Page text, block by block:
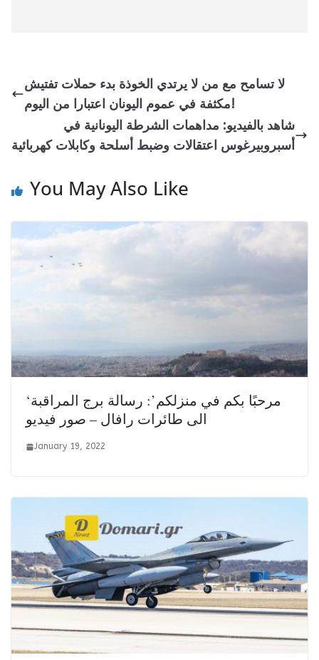
لا تسامح مع من لا يرتدي الخوذة بدء حملات تفتيش
مكثفة في عموم اليونان اعتبارا من اليوم!
شاهد بالفيديو: مداهمات الشرطة اليونانية في
أسبروبيرغوس اعتقالات وضبط أسلحة وكابلات كهربائية
You May Also Like
‘مرحبًا بكم في منزلكم’: رسالة برج المراقبة
الى طائرات رافال – صور فيديو
January 19, 2022